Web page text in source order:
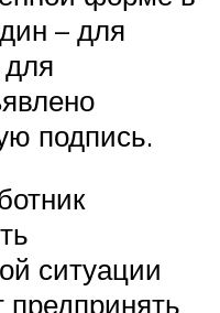
– для
для
подпись.
ситуации
предпринять